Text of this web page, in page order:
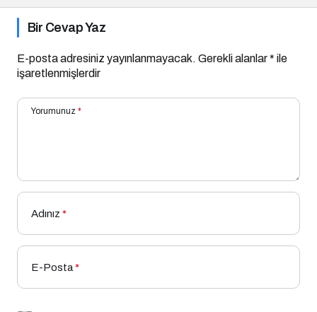
Bir Cevap Yaz
E-posta adresiniz yayınlanmayacak. Gerekli alanlar* ile
işaretlenmişlerdir
Yorumunuz *
Adınız *
E-Posta*